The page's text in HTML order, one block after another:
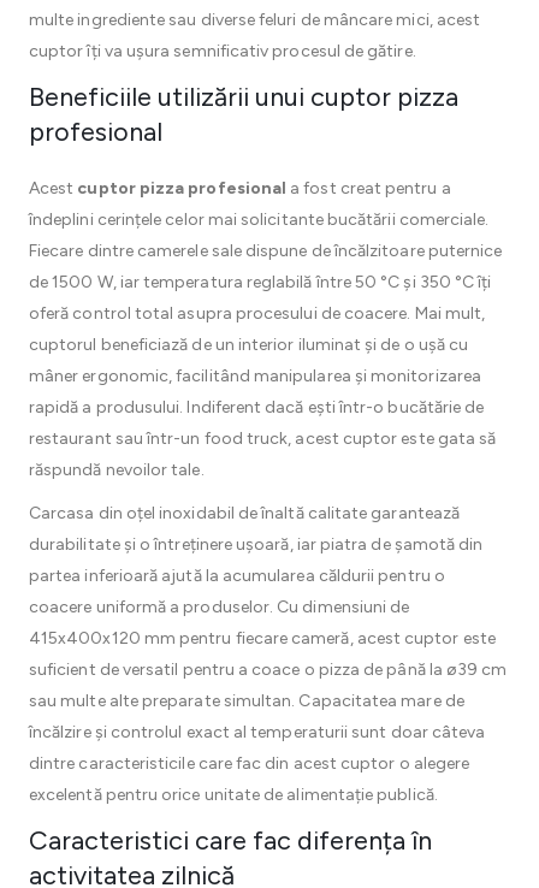
multe ingrediente sau diverse feluri de mâncare mici, acest
cuptor îți va ușura semnificativ procesul de gătire.
Beneficiile utilizării unui cuptor pizza
profesional
Acest cuptor pizza profesional a fost creat pentru a
îndeplini cerințele celor mai solicitante bucătării comerciale.
Fiecare dintre camerele sale dispune de încălzitoare puternice
de 1500 W, iar temperatura reglabilă între 50 °C și 350 °C îți
oferă control total asupra procesului de coacere. Mai mult,
cuptorul beneficiază de un interior iluminat și de o ușă cu
mâner ergonomic, facilitând manipularea și monitorizarea
rapidă a produsului. Indiferent dacă ești într-o bucătărie de
restaurant sau într-un food truck, acest cuptor este gata să
răspundă nevoilor tale.
Carcasa din oțel inoxidabil de înaltă calitate garantează
durabilitate și o întreținere ușoară, iar piatra de șamotă din
partea inferioară ajută la acumularea căldurii pentru o
coacere uniformă a produselor. Cu dimensiuni de
415x400x120 mm pentru fiecare cameră, acest cuptor este
suficient de versatil pentru a coace o pizza de până la ø39 cm
sau multe alte preparate simultan. Capacitatea mare de
încălzire și controlul exact al temperaturii sunt doar câteva
dintre caracteristicile care fac din acest cuptor o alegere
excelentă pentru orice unitate de alimentație publică.
Caracteristici care fac diferența în
activitatea zilnică